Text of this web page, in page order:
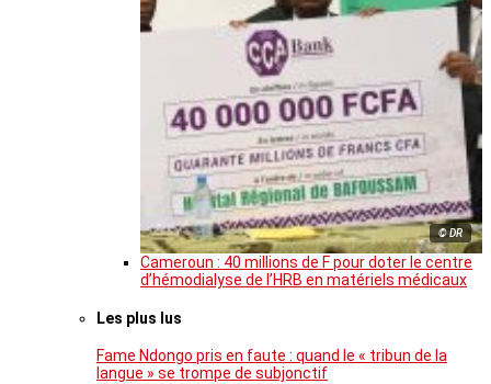
© DR
Cameroun : 40 millions de F pour doter le centre
d’hémodialyse de l’HRB en matériels médicaux
Les plus lus
Fame Ndongo pris en faute : quand le « tribun de la
langue » se trompe de subjonctif